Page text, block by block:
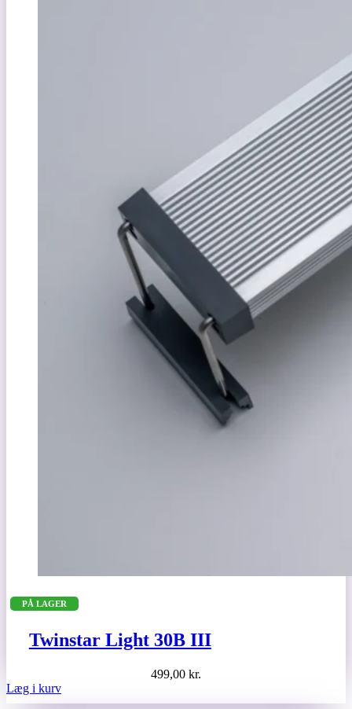
PÅ LAGER
Twinstar Light 30B III
499,00 kr.
Læg i kurv